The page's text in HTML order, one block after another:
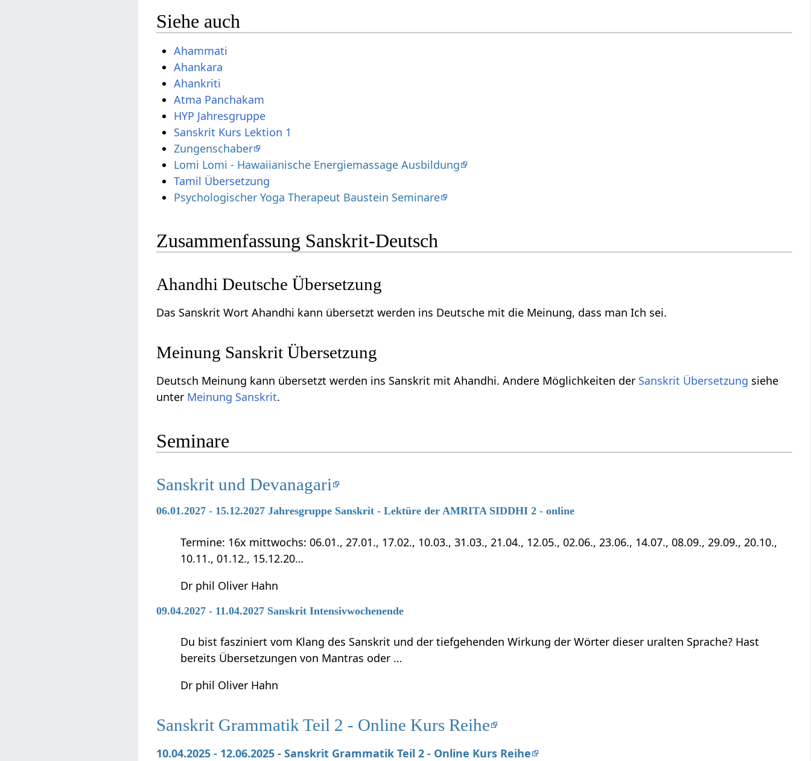
Siehe auch
Ahammati
Ahankara
Ahankriti
Atma Panchakam
HYP Jahresgruppe
Sanskrit Kurs Lektion 1
Zungenschaber
Lomi Lomi - Hawaiianische Energiemassage Ausbildung
Tamil Übersetzung
Psychologischer Yoga Therapeut Baustein Seminare
Zusammenfassung Sanskrit-Deutsch
Ahandhi Deutsche Übersetzung
Das Sanskrit Wort Ahandhi kann übersetzt werden ins Deutsche mit die Meinung, dass man Ich sei.
Meinung Sanskrit Übersetzung
Deutsch Meinung kann übersetzt werden ins Sanskrit mit Ahandhi. Andere Möglichkeiten der Sanskrit Übersetzung siehe
unter Meinung Sanskrit.
Seminare
Sanskrit und Devanagari
06.01.2027 - 15.12.2027 Jahresgruppe Sanskrit - Lektüre der AMRITA SIDDHI 2 - online
Termine: 16x mittwochs: 06.01., 27.01., 17.02., 10.03., 31.03., 21.04., 12.05., 02.06., 23.06., 14.07., 08.09., 29.09., 20.10.,
10.11., 01.12., 15.12.20…
Dr phil Oliver Hahn
09.04.2027 - 11.04.2027 Sanskrit Intensivwochenende
Du bist fasziniert vom Klang des Sanskrit und der tiefgehenden Wirkung der Wörter dieser uralten Sprache? Hast
bereits Übersetzungen von Mantras oder …
Dr phil Oliver Hahn
Sanskrit Grammatik Teil 2 - Online Kurs Reihe
10.04.2025 - 12.06.2025 - Sanskrit Grammatik Teil 2 - Online Kurs Reihe